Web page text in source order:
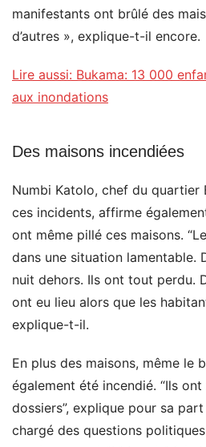
manifestants ont brûlé des
d’autres », explique-t-il encore.
Lire aussi: Bukama: 13 000
aux inondations
Des maisons incendiées
Numbi Katolo, chef du
ces incidents, affirme
ont même pillé ces maisons.
dans une situation lamentable.
nuit dehors. Ils ont tout perdu.
ont eu lieu alors que les
explique-t-il.
En plus des maisons, même le
également été incendié. “Ils
dossiers”, explique pour sa
chargé des questions